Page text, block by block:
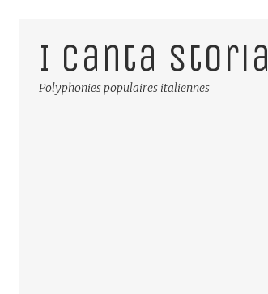
I Canta Storia
Polyphonies populaires italiennes